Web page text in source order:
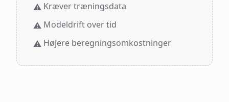
⚠️ Kræver træningsdata
⚠️ Modeldrift over tid
⚠️ Højere beregningsomkostninger